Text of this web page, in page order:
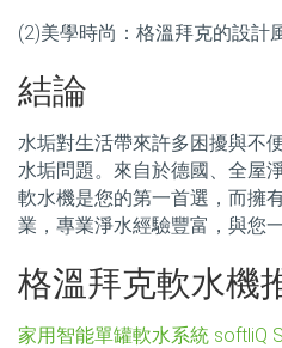
(2)美學時尚：格溫拜克的設計
結論
水垢對生活帶來許多困擾與不
水垢問題。來自於德國、全屋
軟水機是您的第一首選，而擁
業，專業淨水經驗豐富，與您
格溫拜克軟水機
家用智能單罐軟水系統 softliQ